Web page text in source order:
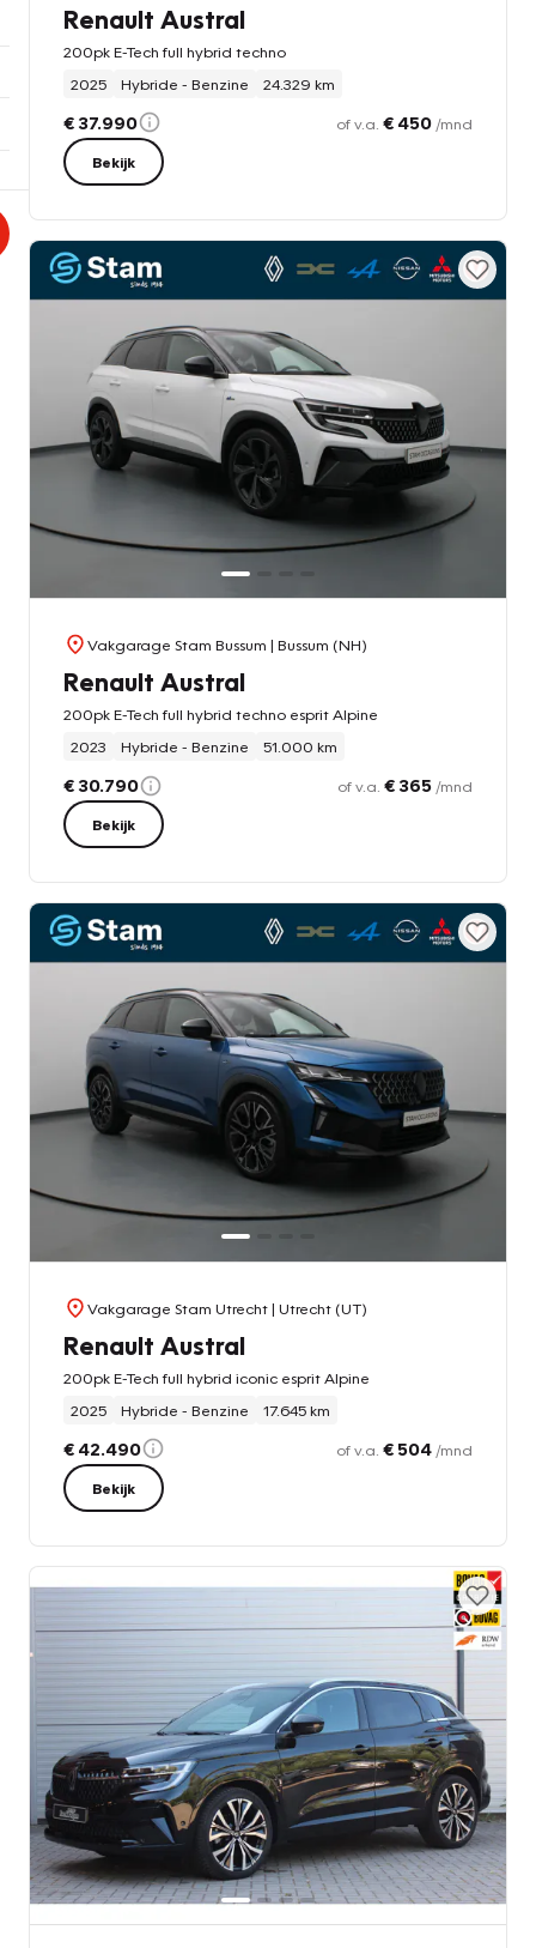
Renault Austral
200pk E-Tech full hybrid techno
2025
Hybride - Benzine 24.329 km
€ 37.990 of v.a. € 450 /mnd
Bekijk
Vakgarage Stam Bussum | Bussum (NH)
Renault Austral
200pk E-Tech full hybrid techno esprit Alpine
2023
Hybride - Benzine 51.000 km
€ 30.790 of v.a. € 365 /mnd
Bekijk
Vakgarage Stam Utrecht| Utrecht (UT)
Renault Austral
200pk E-Tech full hybrid iconic esprit Alpine
2025
Hybride - Benzine 17.645 km
€ 42.490 of v.a. € 504 /mnd
Bekijk